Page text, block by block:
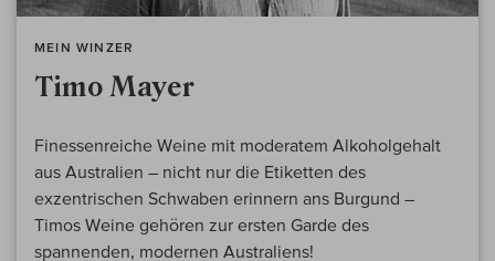
MEIN WINZER
Timo Mayer
Finessenreiche Weine mit moderatem Alkoholgehalt
aus Australien – nicht nur die Etiketten des
exzentrischen Schwaben erinnern ans Burgund –
Timos Weine gehören zur ersten Garde des
spannenden, modernen Australiens!